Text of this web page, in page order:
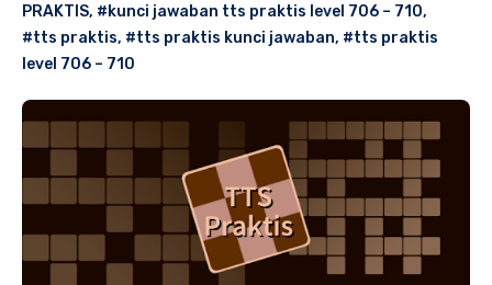
PRAKTIS, #kunci jawaban tts praktis level 706 – 710,
#tts praktis, #tts praktis kunci jawaban, #tts praktis
level 706 – 710